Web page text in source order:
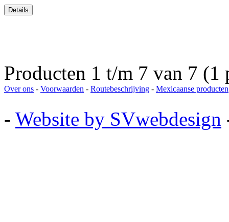
Producten 1 t/m 7 van 7 (1
Over ons - Voorwaarden - Routebeschrijving - Mexicaanse producten
- Website by SVwebdesign